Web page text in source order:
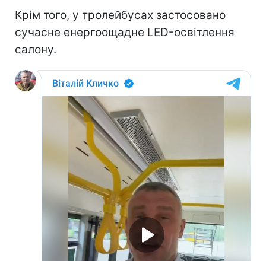
Крім того, у тролейбусах застосовано
сучасне енергоощадне LED-освітлення
салону.